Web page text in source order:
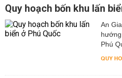
Quy hoạch bốn khu lấn
An
Phú
QUY